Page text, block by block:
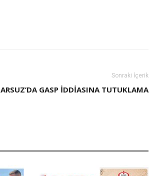
Sonraki İçerik
ARSUZ’DA GASP İDDIASINA TUTUKLAMA